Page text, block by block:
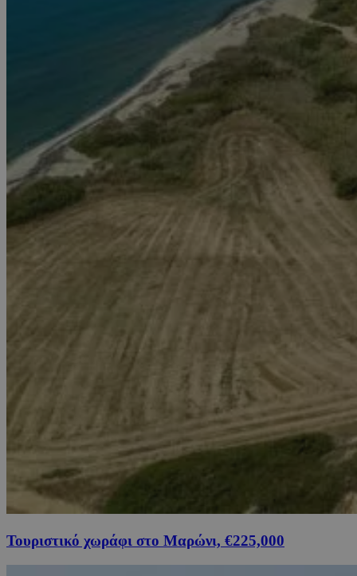
Τουριστικό χωράφι στο Μαρώνι, €225,000